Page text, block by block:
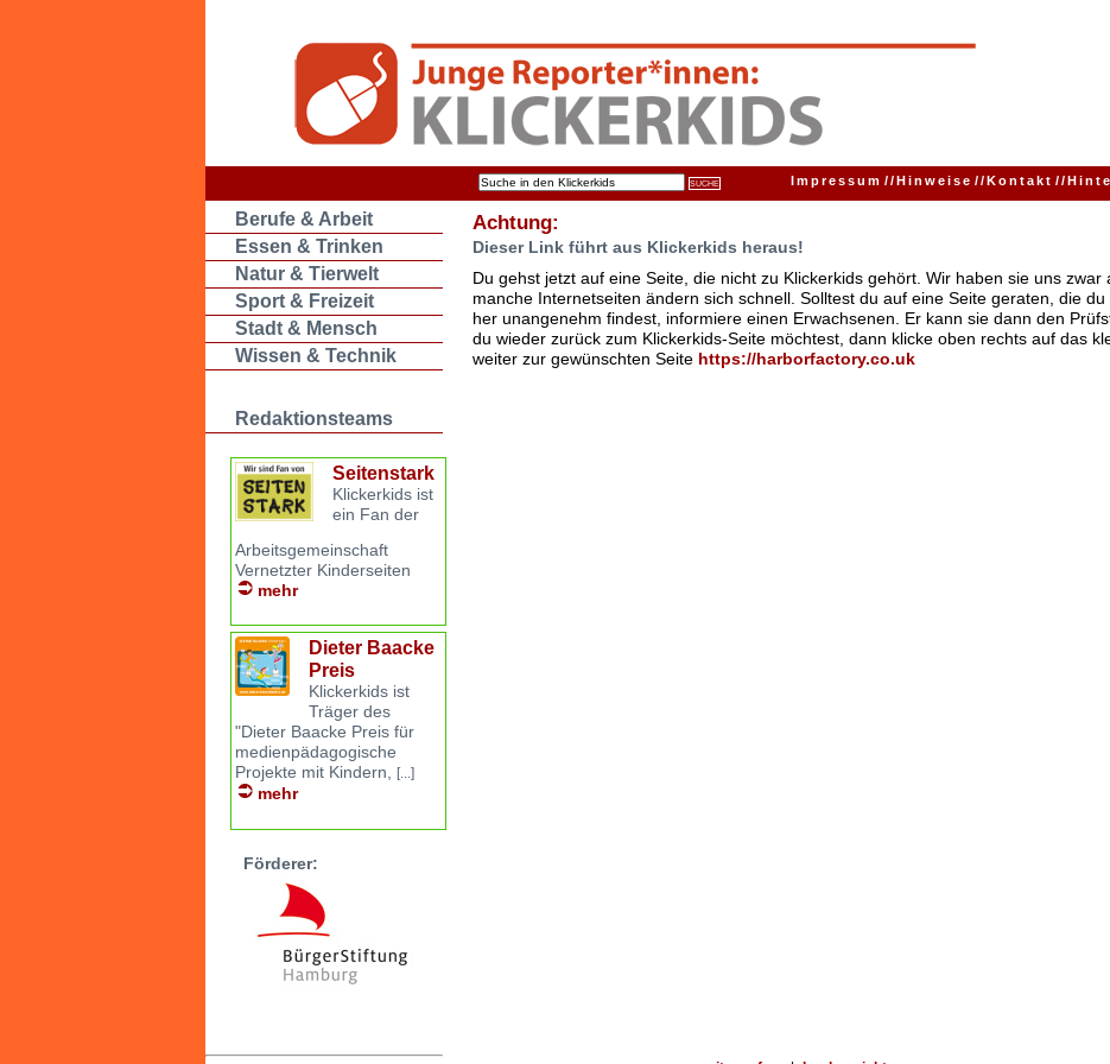
Impressum //Hinweise //Kontakt //
Berufe & Arbeit
Essen & Trinken
Natur & Tierwelt
Sport & Freizeit
Stadt & Mensch
Wissen & Technik
Redaktionsteams
Seitenstark
Klickerkids ist
ein Fan der
Arbeitsgemeinschaft
Vernetzter Kinderseiten
mehr
Dieter Baacke
Preis
Klickerkids ist
Träger des
"Dieter Baacke Preis für
medienpädagogische
Projekte mit Kindern, [...]
mehr
Förderer:
Achtung:
Dieser Link führt aus Klickerkids heraus!
Du gehst jetzt auf eine Seite, die nicht zu Klickerkids gehört. Wir haben sie uns zwar
manche Internetseiten ändern sich schnell. Solltest du auf eine Seite geraten, die
her unangenehm findest, informiere einen Erwachsenen. Er kann sie dann den
du wieder zurück zum Klickerkids-Seite möchtest, dann klicke oben rechts auf das
weiter zur gewünschten Seite https://harborfactory.co.uk